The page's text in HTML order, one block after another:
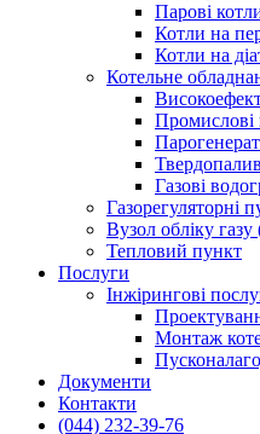
Парові
Котли на
Котли на
Котельне
Промислові
Газові
Вузол обліку
Тепловий пункт
Послуги
Інжірингові
Монтаж
Документи
Контакти
(044) 232-39-76